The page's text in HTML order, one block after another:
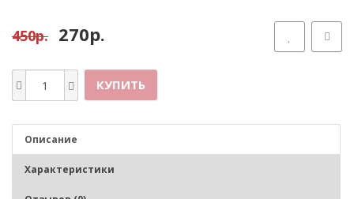
450р. 270р.
КУПИТЬ
Описание
Характеристики